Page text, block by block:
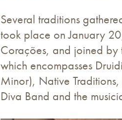
Several traditions
took place on January
Corações, and joined by
which encompasses
Minor), Native Traditions,
Diva Band and the